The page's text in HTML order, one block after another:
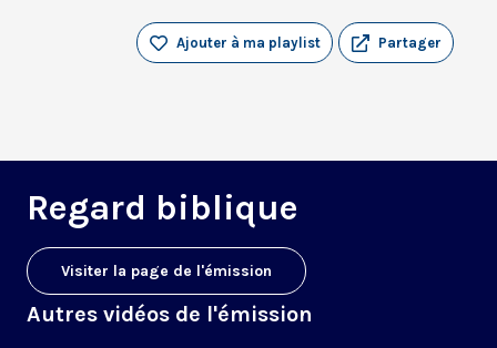
Partager
Ajouter à ma playlist
Regard biblique
Visiter la page de l'émission
Autres vidéos de l'émission